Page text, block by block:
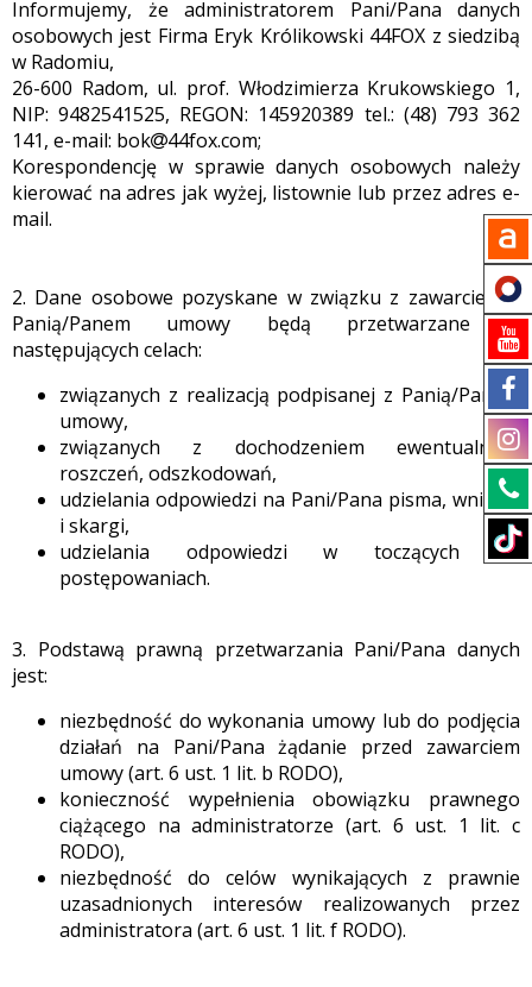
Informujemy, że administratorem Pani/Pana danych
osobowych jest Firma Eryk Królikowski 44FOX z siedzibą
w Radomiu,
26-600 Radom, ul. prof. Włodzimierza Krukowskiego 1,
NIP: 9482541525, REGON: 145920389 tel.: (48) 793 362
141, e-mail: bok
44fox.com;
Korespondencję w sprawie danych osobowych należy
kierować na adres jak wyżej, listownie lub przez adres e-
mail.
2. Dane osobowe pozyskane w związku z zawarciem z
Panią/Panem umowy będą przetwarzane w
następujących celach:
związanych z realizacją podpisanej z Panią/Panem
umowy,
związanych z dochodzeniem ewentualnych
roszczeń, odszkodowań,
udzielania odpowiedzi na Pani/Pana pisma, wnioski
i skargi,
udzielania odpowiedzi w toczących się
postępowaniach.
3. Podstawą prawną przetwarzania Pani/Pana danych
jest:
niezbędność do wykonania umowy lub do podjęcia
działań na Pani/Pana żądanie przed zawarciem
umowy (art. 6 ust. 1 lit. b RODO),
konieczność wypełnienia obowiązku prawnego
ciążącego na administratorze (art. 6 ust. 1 lit. c
RODO),
niezbędność do celów wynikających z prawnie
uzasadnionych interesów realizowanych przez
administratora (art. 6 ust. 1 lit. f RODO).